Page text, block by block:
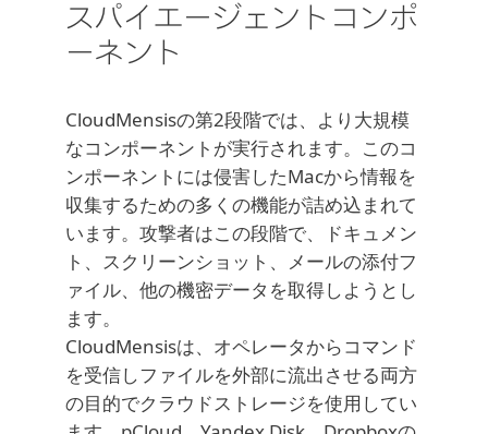
スパイエージェントコンポ
ーネント
CloudMensisの第2段階では、より大規模
なコンポーネントが実行されます。このコ
ンポーネントには侵害したMacから情報を
収集するための多くの機能が詰め込まれて
います。攻撃者はこの段階で、ドキュメン
ト、スクリーンショット、メールの添付フ
ァイル、他の機密データを取得しようとし
ます。
CloudMensisは、オペレータからコマンド
を受信しファイルを外部に流出させる両方
の目的でクラウドストレージを使用してい